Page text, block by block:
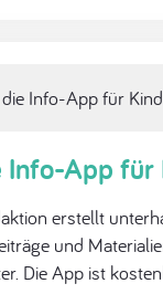
Info-App für
erstellt
und
Die App ist